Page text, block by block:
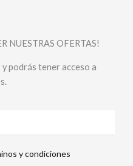
NUESTRAS OFERTAS!
podrás tener acceso a
y condiciones